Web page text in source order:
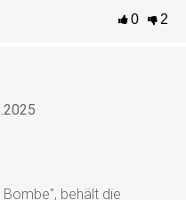
0 2
behält die